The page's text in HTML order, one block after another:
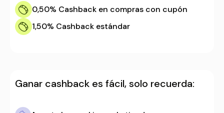
0,50% Cashback en compras con cupón
1,50% Cashback estándar
Ganar cashback es fácil, solo recuerda: